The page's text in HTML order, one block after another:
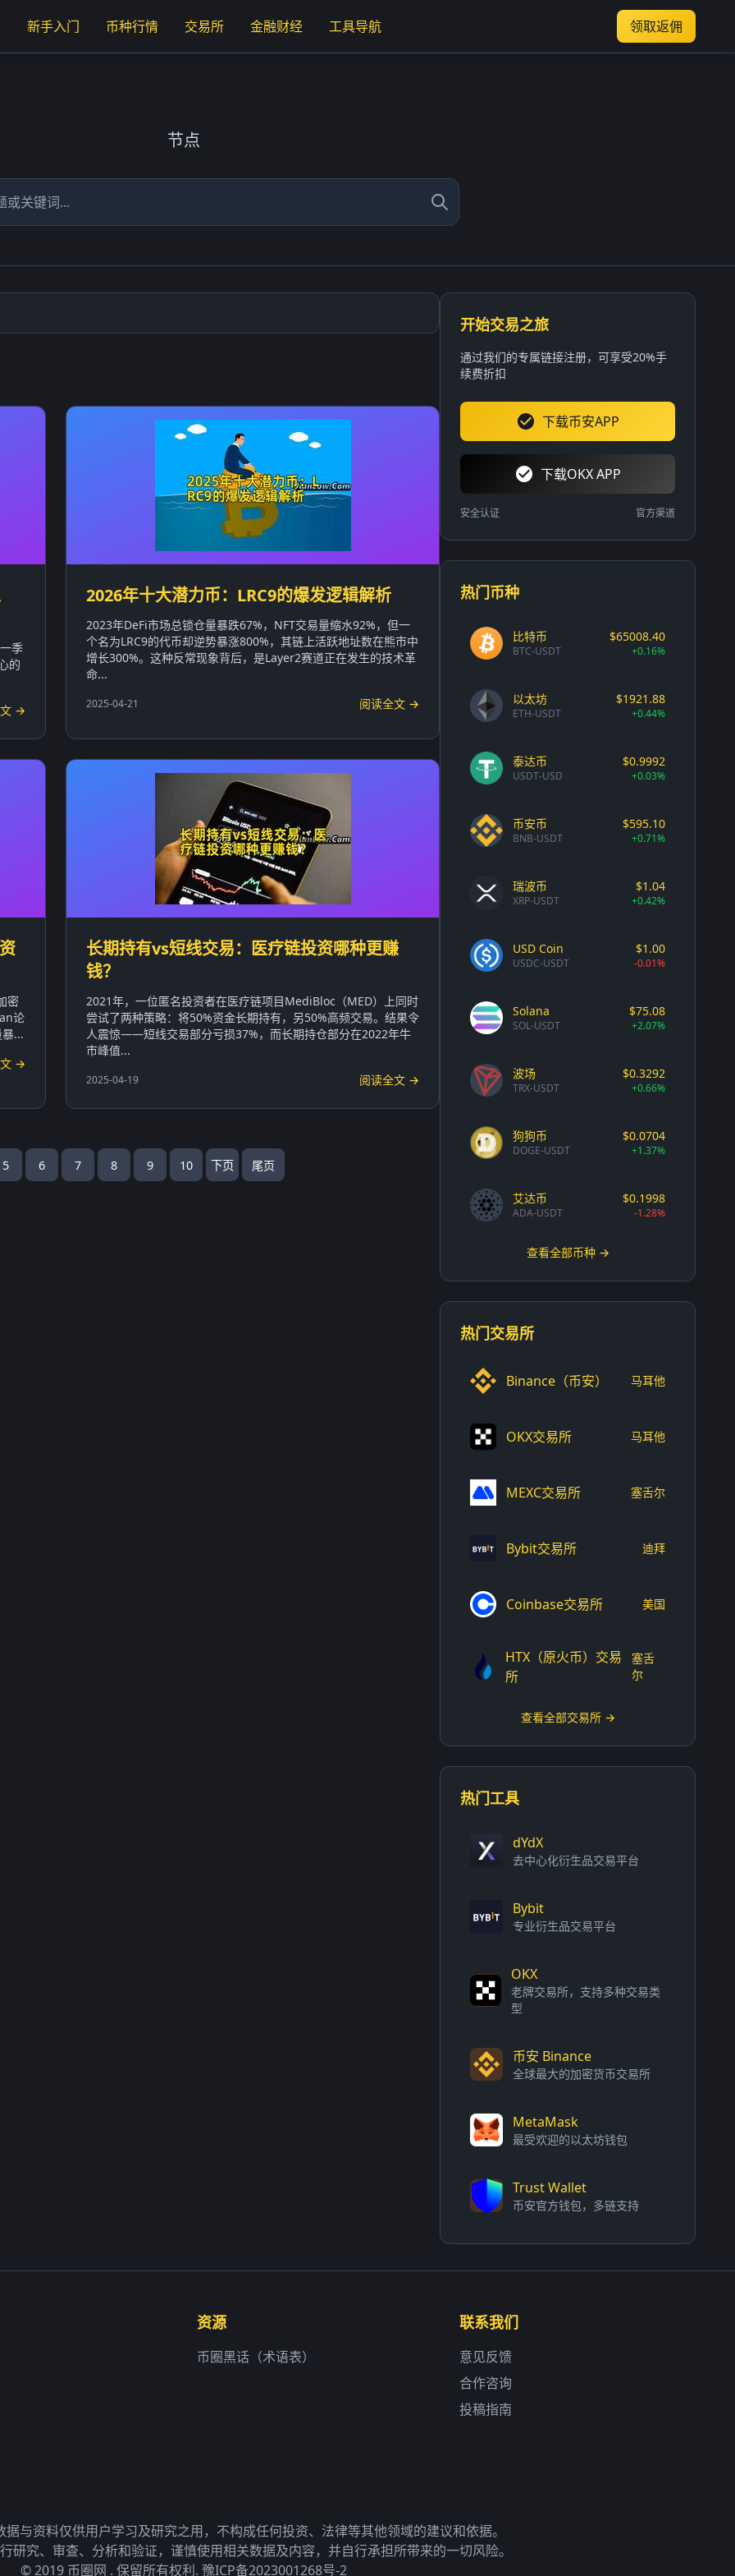
新手入门 币种行情 交易所 金融财经 工具导航 领取返佣
节点
季
的
→
2026年十大潜力币：LRC9的爆发逻辑解析
2023年DeFi市场总锁仓量暴跌67%，NFT交易量缩水92%，但一
个名为LRC9的代币却逆势暴涨800%，其链上活跃地址数在熊市中
增长300%。这种反常现象背后，是Layer2赛道正在发生的技术革
命...
2025-04-21 阅读全文 →
密
论
...
→
长期持有vs短线交易：医疗链投资哪种更赚
钱？
2021年，一位匿名投资者在医疗链项目MediBloc（MED）上同时
尝试了两种策略：将50%资金长期持有，另50%高频交易。结果令
人震惊——短线交易部分亏损37%，而长期持仓部分在2022年牛
市峰值...
2025-04-19 阅读全文 →
5 6 7 8 9 10 下页 尾页
开始交易之旅
通过我们的专属链接注册，可享受20%手
续费折扣
下载币安APP
下载OKX APP
安全认证 官方渠道
热门币种
比特币
BTC-USDT
$65008.40
+0.16%
以太坊
ETH-USDT
$1921.88
+0.44%
泰达币
USDT-USD
$0.9992
+0.03%
币安币
BNB-USDT
$595.10
+0.71%
瑞波币
XRP-USDT
$1.04
+0.42%
USD Coin
USDC-USDT
$1.00
-0.01%
Solana
SOL-USDT
$75.08
+2.07%
波场
TRX-USDT
$0.3292
+0.66%
狗狗币
DOGE-USDT
$0.0704
+1.37%
艾达币
ADA-USDT
$0.1998
-1.28%
查看全部币种 →
热门交易所
Binance（币安） 马耳他
OKX交易所 马耳他
MEXC交易所 塞舌尔
Bybit交易所 迪拜
Coinbase交易所 美国
HTX（原火币）交易
所
塞舌
尔
查看全部交易所 →
热门工具
dYdX
去中心化衍生品交易平台
Bybit
专业衍生品交易平台
OKX
老牌交易所，支持多种交易类
型
币安 Binance
全球最大的加密货币交易所
MetaMask
最受欢迎的以太坊钱包
Trust Wallet
币安官方钱包，多链支持
资源
币圈黑话（术语表）
联系我们
意见反馈
合作咨询
投稿指南
与资料仅供用户学习及研究之用，不构成任何投资、法律等其他领域的建议和依据。
研究、审查、分析和验证，谨慎使用相关数据及内容，并自行承担所带来的一切风险。
© 2019 币圈网 . 保留所有权利. 豫ICP备2023001268号-2